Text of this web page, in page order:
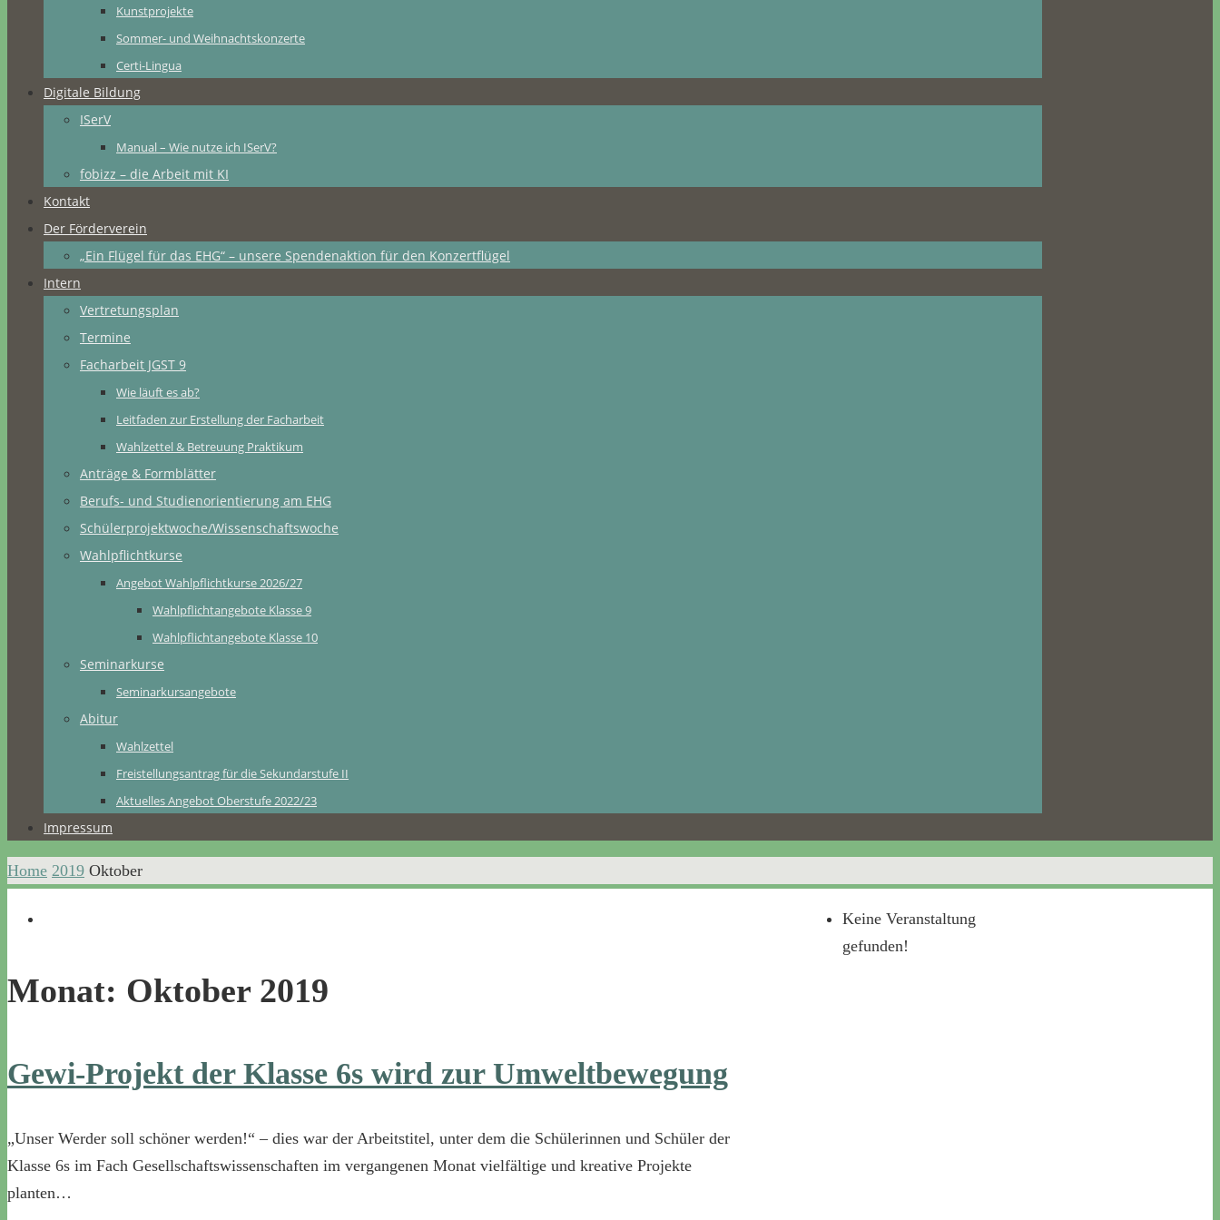
Kunstprojekte
Sommer- und Weihnachtskonzerte
Certi-Lingua
Digitale Bildung
ISerV
Manual – Wie nutze ich ISerV?
fobizz – die Arbeit mit KI
Kontakt
Der Förderverein
„Ein Flügel für das EHG“ – unsere Spendenaktion für den Konzertflügel
Intern
Vertretungsplan
Termine
Facharbeit JGST 9
Wie läuft es ab?
Leitfaden zur Erstellung der Facharbeit
Wahlzettel & Betreuung Praktikum
Anträge & Formblätter
Berufs- und Studienorientierung am EHG
Schülerprojektwoche/Wissenschaftswoche
Wahlpflichtkurse
Angebot Wahlpflichtkurse 2026/27
Wahlpflichtangebote Klasse 9
Wahlpflichtangebote Klasse 10
Seminarkurse
Seminarkursangebote
Abitur
Wahlzettel
Freistellungsantrag für die Sekundarstufe II
Aktuelles Angebot Oberstufe 2022/23
Impressum
Home 2019 Oktober
Monat: Oktober 2019
Gewi-Projekt der Klasse 6s wird zur Umweltbewegung
„Unser Werder soll schöner werden!“ – dies war der Arbeitstitel, unter dem die Schülerinnen und Schüler der
Klasse 6s im Fach Gesellschaftswissenschaften im vergangenen Monat vielfältige und kreative Projekte
planten…
Keine Veranstaltung
gefunden!